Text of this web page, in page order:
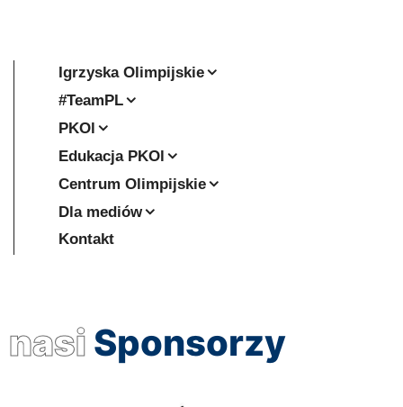
Igrzyska Olimpijskie
#TeamPL
PKOl
Edukacja PKOl
Centrum Olimpijskie
Dla mediów
Kontakt
nasi Sponsorzy